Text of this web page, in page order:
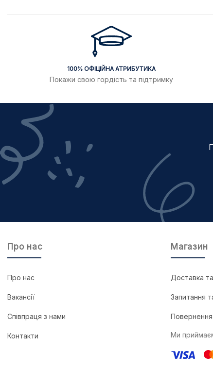
100% ОФІЦІЙНА АТРИБУТИКА
Покажи свою гордість та підтримку
Про нас
Про нас
Вакансії
Співпраця з нами
Контакти
Магазин
Доставка
Запитання
Ми